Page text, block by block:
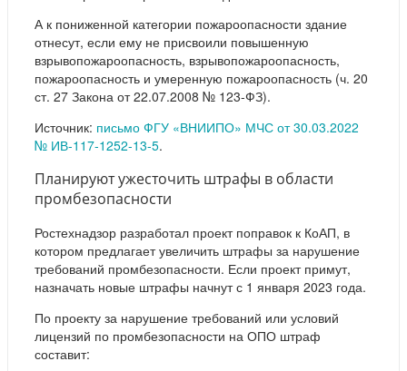
А к пониженной категории пожароопасности здание
отнесут, если ему не присвоили повышенную
взрывопожароопасность, взрывопожароопасность,
пожароопасность и умеренную пожароопасность (ч. 20
ст. 27 Закона от 22.07.2008 № 123-ФЗ).
Источник: письмо ФГУ «ВНИИПО» МЧС от 30.03.2022
№ ИВ-117-1252-13-5.
Планируют ужесточить штрафы в области
промбезопасности
Ростехнадзор разработал проект поправок к КоАП, в
котором предлагает увеличить штрафы за нарушение
требований промбезопасности. Если проект примут,
назначать новые штрафы начнут с 1 января 2023 года.
По проекту за нарушение требований или условий
лицензий по промбезопасности на ОПО штраф
составит: